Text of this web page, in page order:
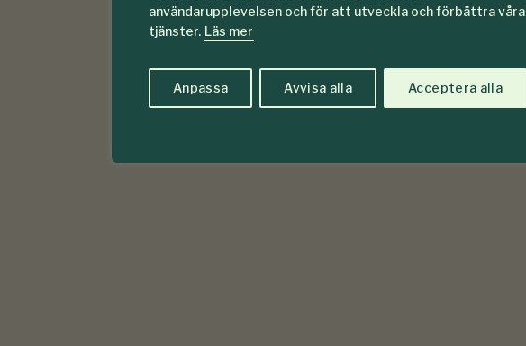
användarupplevelsen och för att utveckla och förbättra våra
tjänster. Läs mer
Anpassa Avvisa alla Acceptera alla